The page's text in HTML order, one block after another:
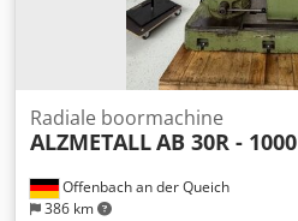
Offenbach an der Queich
386 km
Radiale boormachine
ALZMETALLAB 30R - 1000